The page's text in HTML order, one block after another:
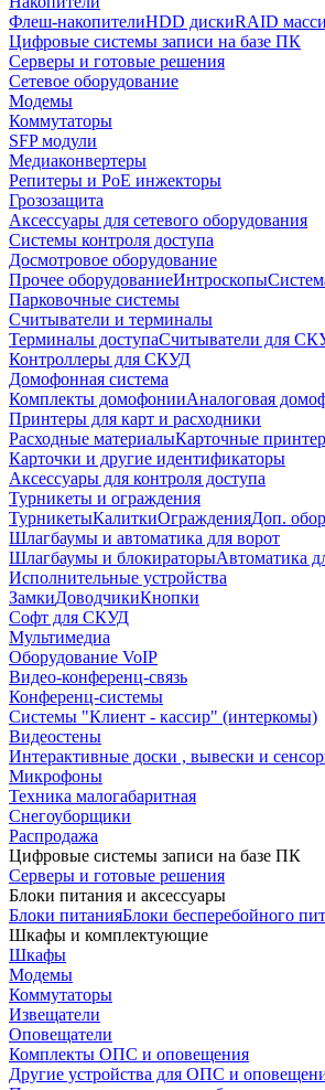
Флеш-накопителиHDD дискиRAID
Цифровые системы записи на базе ПК
Серверы и готовые решения
Сетевое оборудование
Модемы
Коммутаторы
SFP модули
Медиаконвертеры
Репитеры и PoE инжекторы
Грозозащита
Аксессуары для сетевого оборудования
Системы контроля доступа
Досмотровое оборудование
Прочее оборудованиеИнтроскопы
Парковочные системы
Считыватели и терминалы
Терминалы доступаСчитыватели для
Контроллеры для СКУД
Домофонная система
Комплекты домофонииАналоговая
Принтеры для карт и расходники
Расходные материалыКарточные
Карточки и другие идентификаторы
Аксессуары для контроля доступа
Турникеты и ограждения
ТурникетыКалиткиОгражденияДоп.
Шлагбаумы и автоматика для ворот
Шлагбаумы и блокираторыАвтоматика
Исполнительные устройства
ЗамкиДоводчикиКнопки
Софт для СКУД
Мультимедиа
Оборудование VoIP
Видео-конференц-связь
Конференц-системы
Системы "Клиент - кассир" (интеркомы)
Видеостены
Интерактивные доски , вывески и
Микрофоны
Техника малогабаритная
Снегоуборщики
Распродажа
Цифровые системы записи на базе ПК
Серверы и готовые решения
Блоки питания и аксессуары
Блоки питанияБлоки бесперебойного
Шкафы и комплектующие
Шкафы
Модемы
Коммутаторы
Извещатели
Оповещатели
Комплекты ОПС и оповещения
Другие устройства для ОПС и